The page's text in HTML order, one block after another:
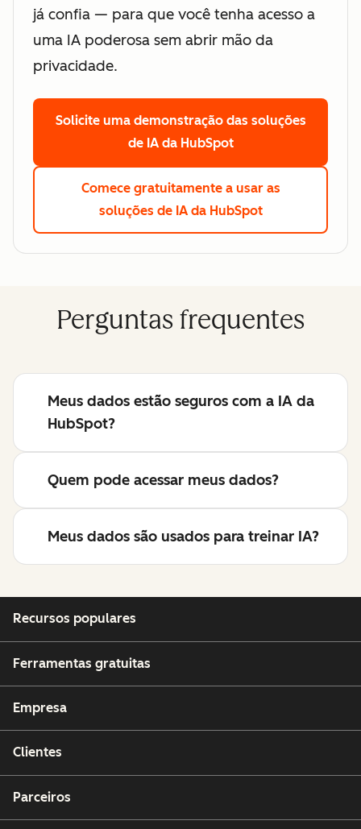
já confia — para que você tenha acesso a
uma IA poderosa sem abrir mão da
privacidade.
Solicite uma demonstração das soluções
de IA da HubSpot
Comece gratuitamente a usar as
soluções de IA da HubSpot
Perguntas frequentes
Meus dados estão seguros com a IA da
HubSpot?
Quem pode acessar meus dados?
Meus dados são usados para treinar IA?
Recursos populares
Ferramentas gratuitas
Empresa
Clientes
Parceiros